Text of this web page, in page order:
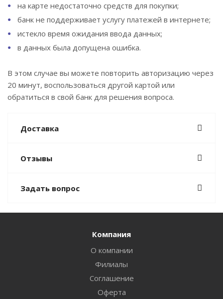
на карте недостаточно средств для покупки;
банк не поддерживает услугу платежей в интернете;
истекло время ожидания ввода данных;
в данных была допущена ошибка.
В этом случае вы можете повторить авторизацию через
20 минут, воспользоваться другой картой или
обратиться в свой банк для решения вопроса.
Доставка
Отзывы
Задать вопрос
Компания
О компании
Филиалы
Соглашение
Оферта